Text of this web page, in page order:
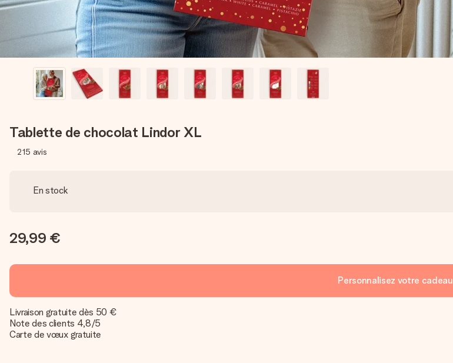
Tablette de chocolat Lindor XL
215 avis
En stock
29,99 €
Personnalisez votre cadeau
Livraison gratuite dès 50 €
Note des clients 4,8/5
Carte de vœux gratuite